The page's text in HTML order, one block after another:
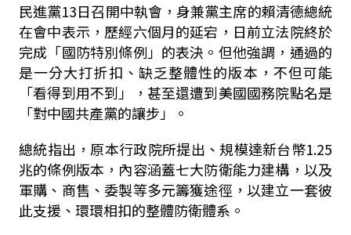
民進黨13日召開中執會，身兼黨主席的賴清德總統
在會中表示，歷經六個月的延宕，日前立法院終於
完成「國防特別條例」的表決。但他強調，通過的
是一分大打折扣、缺乏整體性的版本，不但可能
「看得到用不到」，甚至還遭到美國國務院點名是
「對中國共產黨的讓步」。
總統指出，原本行政院所提出、規模達新台幣1.25
兆的條例版本，內容涵蓋七大防衛能力建構，以及
軍購、商售、委製等多元籌獲途徑，以建立一套彼
此支援、環環相扣的整體防衛體系。